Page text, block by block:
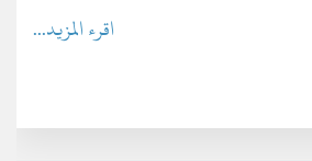
اقرء المزيد...